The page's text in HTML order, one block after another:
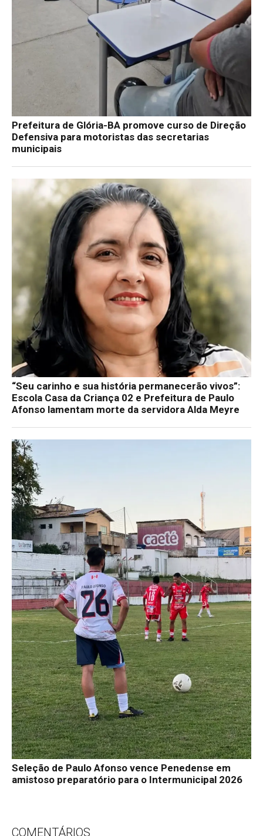
Prefeitura de Glória-BA promove curso de Direção
Defensiva para motoristas das secretarias
municipais
“Seu carinho e sua história permanecerão vivos”:
Escola Casa da Criança 02 e Prefeitura de Paulo
Afonso lamentam morte da servidora Alda Meyre
Seleção de Paulo Afonso vence Penedense em
amistoso preparatório para o Intermunicipal 2026
COMENTÁRIOS